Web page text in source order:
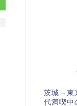
茨城→東
代満喫中